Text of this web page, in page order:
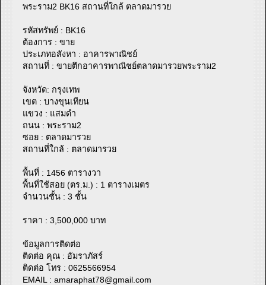
พระราม2 BK16 สถานที่ใกล้ ตลาดมารวย
รหัสทรัพย์ : BK16
ต้องการ : ขาย
ประเภทอสังหา : อาคารพาณิชย์
สถานที่ : ขายตึกอาคารพาณิชย์ตลาดมารวยพระราม2
จังหวัด: กรุงเทพ
เขต : บางขุนเทียน
แขวง : แสมดำ
ถนน : พระราม2
ซอย : ตลาดมารวย
สถานที่ใกล้ : ตลาดมารวย
พื้นที่ : 1456 ตารางวา
พื้นที่ใช้สอย (ตร.ม.) : 1 ตารางเมตร
จำนวนชั้น : 3 ชั้น
ราคา : 3,500,000 บาท
ข้อมูลการติดต่อ
ติดต่อ คุณ : อัมราภัสร์
ติดต่อ โทร : 0625566954
EMAIL :amaraphat78@gmail.com